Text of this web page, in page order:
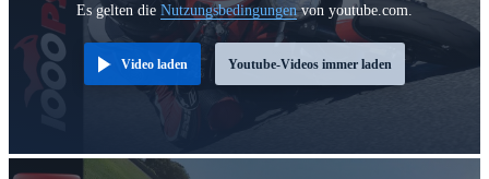
Es gelten die Nutzungsbedingungenvon youtube.com.
Video laden Youtube-Videos immer laden